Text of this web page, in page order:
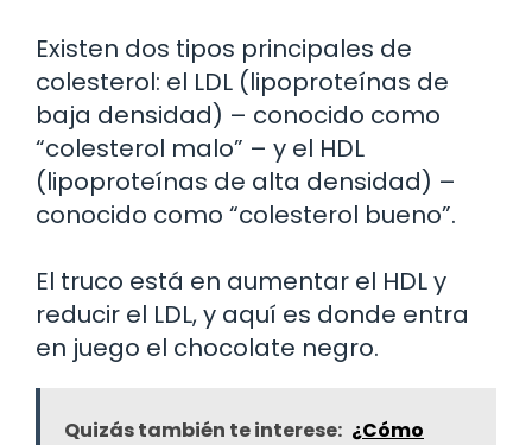
Existen dos tipos principales de
colesterol: el LDL (lipoproteínas de
baja densidad) – conocido como
“colesterol malo” – y el HDL
(lipoproteínas de alta densidad) –
conocido como “colesterol bueno”.
El truco está en aumentar el HDL y
reducir el LDL, y aquí es donde entra
en juego el chocolate negro.
Quizás también te interese: ¿Cómo